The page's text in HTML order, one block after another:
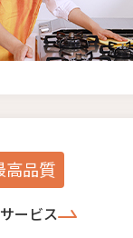
高品質
ービス